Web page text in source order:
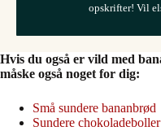
opskrifter! Vil
Hvis du også er vild med
måske også noget for dig:
Små sundere bananbrød
Sundere